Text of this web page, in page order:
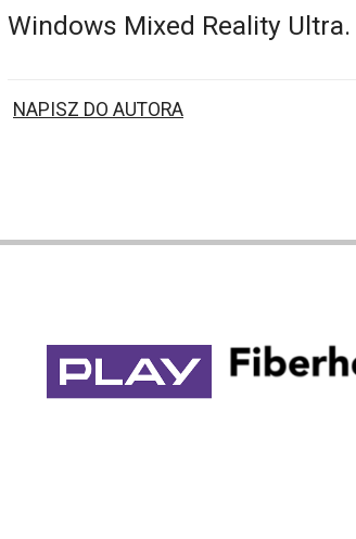
Windows Mixed Reality Ultra.
NAPISZ DO AUTORA